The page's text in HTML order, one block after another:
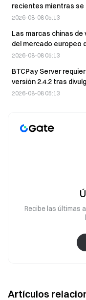
recientes mientras se
2027
2026-08-08 05:13
Las marcas chinas de
del mercado europeo
semestre de 2026
2026-08-08 05:13
BTCPay Server
versión 2.4.2 tras
agosto
2026-08-08 05:13
Recibe las últimas
Artículos